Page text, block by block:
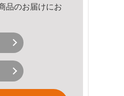
品のお届けにお